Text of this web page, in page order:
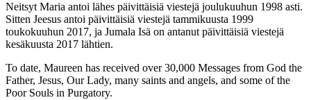
Neitsyt Maria antoi lähes päivittäisiä viestejä joulukuuhun 1998 asti.
Sitten Jeesus antoi päivittäisiä viestejä tammikuusta 1999
toukokuuhun 2017, ja Jumala Isä on antanut päivittäisiä viestejä
kesäkuusta 2017 lähtien.
To date, Maureen has received over 30,000 Messages from God the
Father, Jesus, Our Lady, many saints and angels, and some of the
Poor Souls in Purgatory.